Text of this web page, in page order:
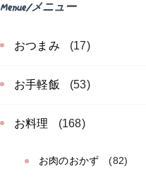
Menue/メニュー
おつまみ (17)
お手軽飯 (53)
お料理 (168)
お肉のおかず (82)